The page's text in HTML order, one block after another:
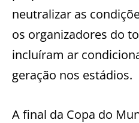
neutralizar as
os organizadores do
incluíram ar
geração nos estádios.
A final da Copa do